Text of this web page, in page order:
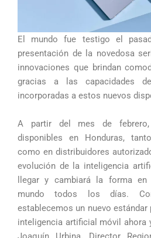
El mundo fue testigo el
presentación de la novedosa
innovaciones que brindan
gracias a las capacidades
incorporadas a estos nuevos
A partir del mes de
disponibles en Honduras,
como en distribuidores
evolución de la inteligencia
llegar y cambiará la forma
mundo todos los días.
establecemos un nuevo estándar
inteligencia artificial móvil ahora